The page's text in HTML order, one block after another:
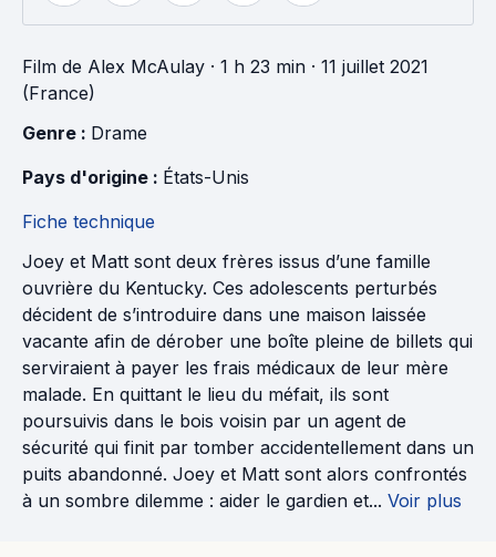
Film de Alex McAulay · 1 h 23 min · 11 juillet 2021
(France)
Genre : Drame
Pays d'origine : États-Unis
Fiche technique
Joey et Matt sont deux frères issus d’une famille
ouvrière du Kentucky. Ces adolescents perturbés
décident de s’introduire dans une maison laissée
vacante afin de dérober une boîte pleine de billets qui
serviraient à payer les frais médicaux de leur mère
malade. En quittant le lieu du méfait, ils sont
poursuivis dans le bois voisin par un agent de
sécurité qui finit par tomber accidentellement dans un
puits abandonné. Joey et Matt sont alors confrontés
à un sombre dilemme : aider le gardien et... Voir plus